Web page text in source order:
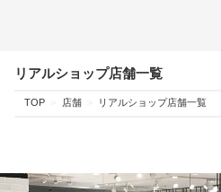
リアルショップ店舗一覧
TOP 店舗 リアルショップ店舗一覧